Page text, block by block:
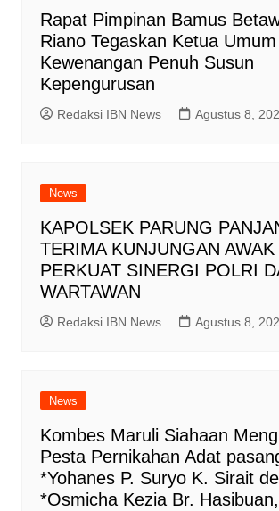
Rapat Pimpinan Bamus
Riano Tegaskan Ketua
Kewenangan Penuh Susun
Kepengurusan
Redaksi IBN News Agustus 8,
News
KAPOLSEK PARUNG
TERIMA KUNJUNGAN
PERKUAT SINERGI POLRI
WARTAWAN
Redaksi IBN News Agustus 8,
News
Kombes Maruli Siahaan
Pesta Pernikahan Adat
*Yohanes P. Suryo K. Sirait
*Osmicha Kezia Br. Hasibuan,